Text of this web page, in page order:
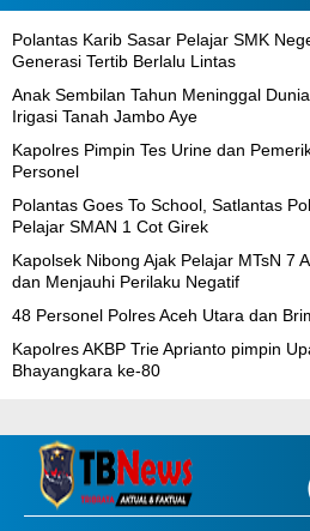
Polantas Karib Sasar Pelajar SMK
Generasi Tertib Berlalu Lintas
Anak Sembilan Tahun Meninggal
Irigasi Tanah Jambo Aye
Kapolres Pimpin Tes Urine dan
Personel
Polantas Goes To School, Satlantas
Pelajar SMAN 1 Cot Girek
Kapolsek Nibong Ajak Pelajar MTsN 7
dan Menjauhi Perilaku Negatif
48 Personel Polres Aceh Utara dan
Kapolres AKBP Trie Aprianto pimpin
Bhayangkara ke-80